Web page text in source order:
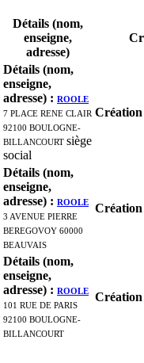
Détails (nom,
enseigne,
adresse)
Détails (nom,
enseigne,
adresse) : ROOLE
7 PLACE RENE CLAIR
92100 BOULOGNE-
BILLANCOURTsiège
social
Création
Détails (nom,
enseigne,
adresse) : ROOLE
3 AVENUE PIERRE
BEREGOVOY 60000
BEAUVAIS
Création
Détails (nom,
enseigne,
adresse) : ROOLE
101 RUE DE PARIS
92100 BOULOGNE-
BILLANCOURT
Création